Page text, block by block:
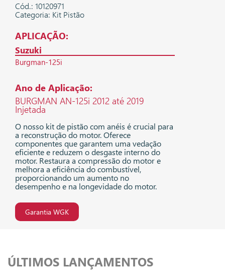
Cód.: 10120971
Categoria: Kit Pistão
APLICAÇÃO:
Suzuki
Burgman-125i
Ano de Aplicação:
BURGMAN AN-125i 2012 até 2019
Injetada
O nosso kit de pistão com anéis é crucial para
a reconstrução do motor. Oferece
componentes que garantem uma vedação
eficiente e reduzem o desgaste interno do
motor. Restaura a compressão do motor e
melhora a eficiência do combustível,
proporcionando um aumento no
desempenho e na longevidade do motor.
Garantia WGK
ÚLTIMOS LANÇAMENTOS